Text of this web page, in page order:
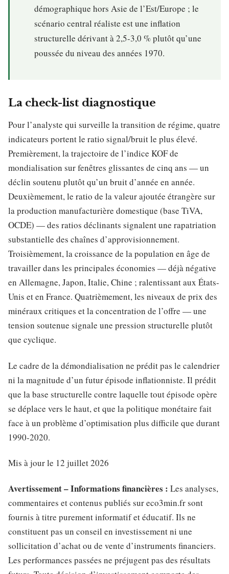
démographique hors Asie de l’Est/Europe ; le
scénario central réaliste est une inflation
structurelle dérivant à 2,5-3,0 % plutôt qu’une
poussée du niveau des années 1970.
La check-list diagnostique
Pour l’analyste qui surveille la transition de régime, quatre
indicateurs portent le ratio signal/bruit le plus élevé.
Premièrement, la trajectoire de l’indice KOF de
mondialisation sur fenêtres glissantes de cinq ans — un
déclin soutenu plutôt qu’un bruit d’année en année.
Deuxièmement, le ratio de la valeur ajoutée étrangère sur
la production manufacturière domestique (base TiVA,
OCDE) — des ratios déclinants signalent une rapatriation
substantielle des chaînes d’approvisionnement.
Troisièmement, la croissance de la population en âge de
travailler dans les principales économies — déjà négative
en Allemagne, Japon, Italie, Chine ; ralentissant aux États-
Unis et en France. Quatrièmement, les niveaux de prix des
minéraux critiques et la concentration de l’offre — une
tension soutenue signale une pression structurelle plutôt
que cyclique.
Le cadre de la démondialisation ne prédit pas le calendrier
ni la magnitude d’un futur épisode inflationniste. Il prédit
que la base structurelle contre laquelle tout épisode opère
se déplace vers le haut, et que la politique monétaire fait
face à un problème d’optimisation plus difficile que durant
1990-2020.
Mis à jour le 12 juillet 2026
Avertissement – Informations financières : Les analyses,
commentaires et contenus publiés sur eco3min.fr sont
fournis à titre purement informatif et éducatif. Ils ne
constituent pas un conseil en investissement ni une
sollicitation d’achat ou de vente d’instruments financiers.
Les performances passées ne préjugent pas des résultats